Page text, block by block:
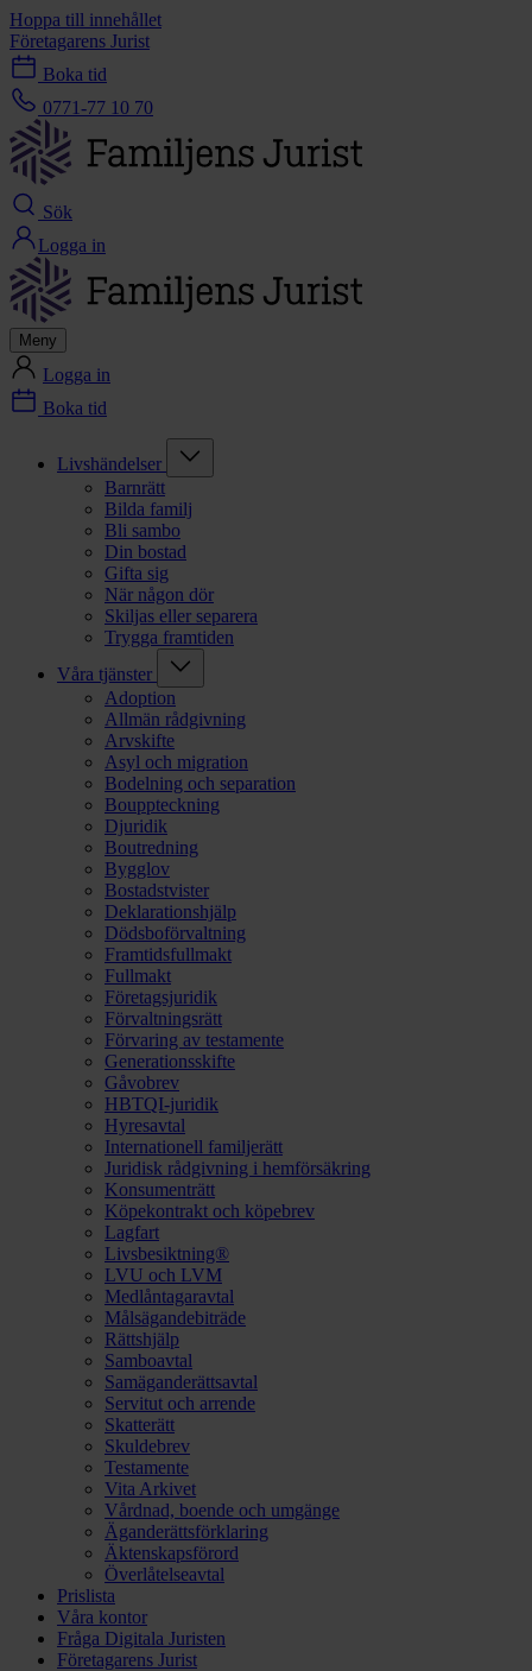
Hoppa till innehållet
Företagarens Jurist
Boka tid
0771-77 10 70
Sök
Logga in
Meny
Logga in
Boka tid
Livshändelser
Barnrätt
Bilda familj
Bli sambo
Din bostad
Gifta sig
När någon dör
Skiljas eller separera
Trygga framtiden
Våra tjänster
Adoption
Allmän rådgivning
Arvskifte
Asyl och migration
Bodelning och separation
Bouppteckning
Djuridik
Boutredning
Bygglov
Bostadstvister
Deklarationshjälp
Dödsboförvaltning
Framtidsfullmakt
Fullmakt
Företagsjuridik
Förvaltningsrätt
Förvaring av testamente
Generationsskifte
Gåvobrev
HBTQI-juridik
Hyresavtal
Internationell familjerätt
Juridisk rådgivning i hemförsäkring
Konsumenträtt
Köpekontrakt och köpebrev
Lagfart
Livsbesiktning®
LVU och LVM
Medlåntagaravtal
Målsägandebiträde
Rättshjälp
Samboavtal
Samäganderättsavtal
Servitut och arrende
Skatterätt
Skuldebrev
Testamente
Vita Arkivet
Vårdnad, boende och umgänge
Äganderättsförklaring
Äktenskapsförord
Överlåtelseavtal
Prislista
Våra kontor
Fråga Digitala Juristen
Företagarens Jurist